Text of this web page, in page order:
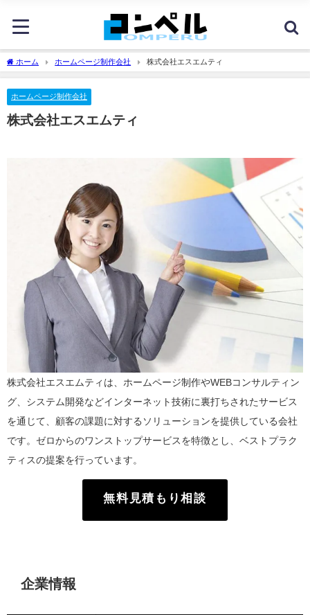
ホーム ホームページ制作会社 株式会社エスエムティ
ホームページ制作会社
株式会社エスエムティ
株式会社エスエムティは、ホームページ制作やWEBコンサルティン
グ、システム開発などインターネット技術に裏打ちされたサービス
を通じて、顧客の課題に対するソリューションを提供している会社
です。ゼロからのワンストップサービスを特徴とし、ベストプラク
ティスの提案を行っています。
無料見積もり相談
企業情報